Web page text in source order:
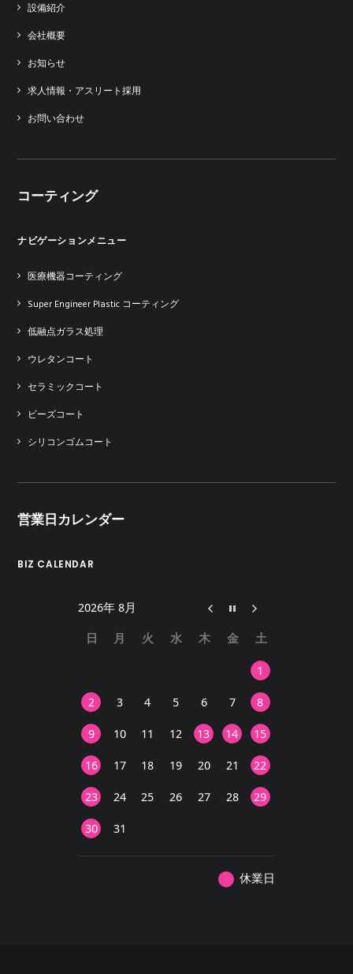
設備紹介
会社概要
お知らせ
求人情報・アスリート採用
お問い合わせ
コーティング
ナビゲーションメニュー
医療機器コーティング
Super Engineer Plastic コーティング
低融点ガラス処理
ウレタンコート
セラミックコート
ビーズコート
シリコンゴムコート
営業日カレンダー
BIZ CALENDAR
2026年 8月
日 月 火 水 木 金 土
1
2
3 4 5 6 7
8
9
10 11 12 13 14
15
16
17 18 19 20 21
22
23
24 25 26 27 28
29
30
31
休業日